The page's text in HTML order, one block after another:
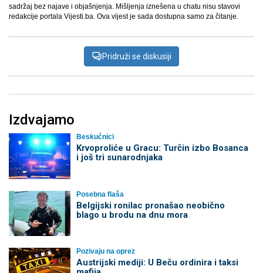
sadržaj bez najave i objašnjenja. Mišljenja iznešena u chatu nisu stavovi
redakcije portala Vijesti.ba. Ova vijest je sada dostupna samo za čitanje.
Pridruži se diskusiji
Izdvajamo
Beskućnici
Krvoproliće u Gracu: Turčin izbo Bosanca
i još tri sunarodnjaka
Posebna flaša
Belgijski ronilac pronašao neobično
blago u brodu na dnu mora
Pozivaju na oprez
Austrijski mediji: U Beču ordinira i taksi